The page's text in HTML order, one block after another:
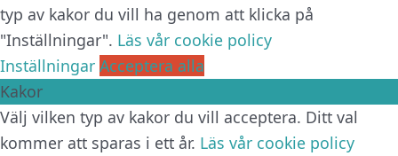
typ av kakor du vill ha genom att klicka på
"Inställningar". Läs vår cookie policy
Inställningar Acceptera alla
Kakor
Välj vilken typ av kakor du vill acceptera. Ditt val
kommer att sparas i ett år. Läs vår cookie policy